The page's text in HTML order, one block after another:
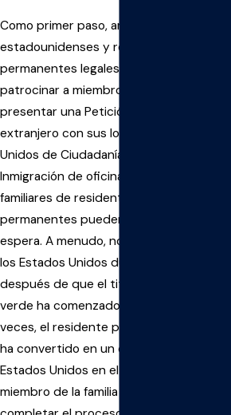
Como primer paso, ambos ciudadanos
estadounidenses y residentes
permanentes legales que buscan
patrocinar a miembros de la familia deben
presentar una Petición para pariente
extranjero con sus locales de Estados
Unidos de Ciudadanía y Servicios de
Inmigración de oficina (USCIS). Los
familiares de residentes legales
permanentes pueden tener una larga
espera. A menudo, no pueden entrar en
los Estados Unidos durante meses o años
después de que el titular de la tarjeta
verde ha comenzado su vida en el país. A
veces, el residente permanente legal se
ha convertido en un ciudadano de los
Estados Unidos en el momento en su
miembro de la familia es capaz de